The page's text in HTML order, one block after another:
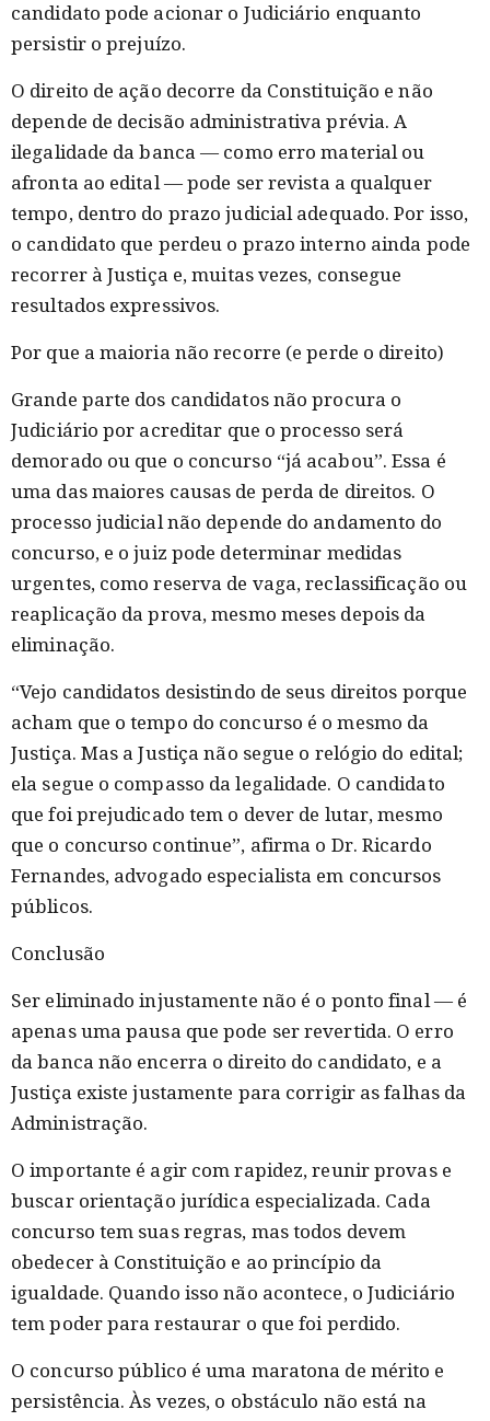
candidato pode acionar o Judiciário enquanto
persistir o prejuízo.
O direito de ação decorre da Constituição e não
depende de decisão administrativa prévia. A
ilegalidade da banca — como erro material ou
afronta ao edital — pode ser revista a qualquer
tempo, dentro do prazo judicial adequado. Por isso,
o candidato que perdeu o prazo interno ainda pode
recorrer à Justiça e, muitas vezes, consegue
resultados expressivos.
Por que a maioria não recorre (e perde o direito)
Grande parte dos candidatos não procura o
Judiciário por acreditar que o processo será
demorado ou que o concurso “já acabou”. Essa é
uma das maiores causas de perda de direitos. O
processo judicial não depende do andamento do
concurso, e o juiz pode determinar medidas
urgentes, como reserva de vaga, reclassificação ou
reaplicação da prova, mesmo meses depois da
eliminação.
“Vejo candidatos desistindo de seus direitos porque
acham que o tempo do concurso é o mesmo da
Justiça. Mas a Justiça não segue o relógio do edital;
ela segue o compasso da legalidade. O candidato
que foi prejudicado tem o dever de lutar, mesmo
que o concurso continue”, afirma o Dr. Ricardo
Fernandes, advogado especialista em concursos
públicos.
Conclusão
Ser eliminado injustamente não é o ponto final — é
apenas uma pausa que pode ser revertida. O erro
da banca não encerra o direito do candidato, e a
Justiça existe justamente para corrigir as falhas da
Administração.
O importante é agir com rapidez, reunir provas e
buscar orientação jurídica especializada. Cada
concurso tem suas regras, mas todos devem
obedecer à Constituição e ao princípio da
igualdade. Quando isso não acontece, o Judiciário
tem poder para restaurar o que foi perdido.
O concurso público é uma maratona de mérito e
persistência. Às vezes, o obstáculo não está na